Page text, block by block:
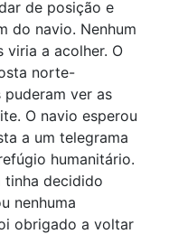
de posição e
do navio. Nenhum
a acolher. O
norte-
puderam ver as
O navio esperou
a um telegrama
humanitário.
tinha decidido
nenhuma
obrigado a voltar